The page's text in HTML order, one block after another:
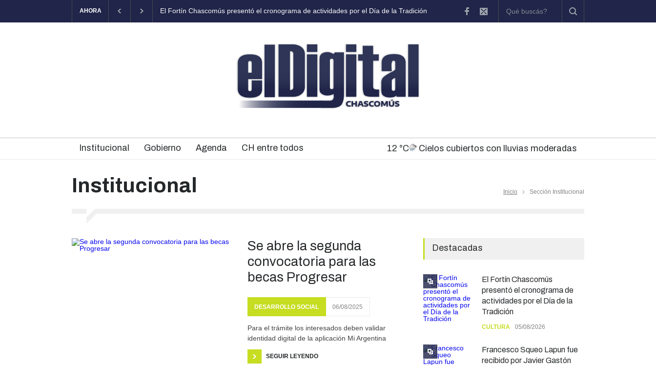
AHORA El Fortín Chascomús presentó el cronograma de actividades por el Día de la Tradición Chascomús participó del inicio de una nueva etapa del programa
Institucional Gobierno Agenda CH entre todos 12 °C Cielos cubiertos con lluvias moderadas
Institucional Inicio Sección Institucional
Se abre la segunda
convocatoria para las
becas Progresar
DESARROLLO SOCIAL 06/08/2025
Para el trámite los interesados deben validar
identidad digital de la aplicación Mi Argentina
SEGUIR LEYENDO
Destacadas
El Fortín Chascomús
presentó el cronograma de
actividades por el Día de la
Tradición
CULTURA 05/08/2026
Francesco Squeo Lapun fue
recibido por Javier Gastón